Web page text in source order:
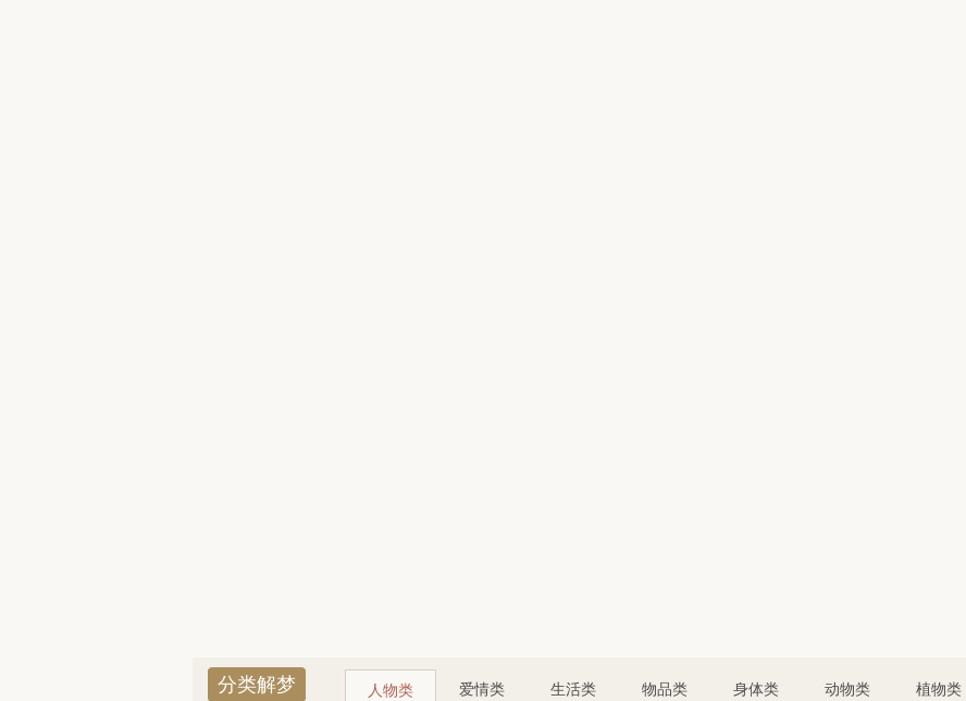
分类解梦 人物类 爱情类 生活类 物品类 身体类 动物类 植物类